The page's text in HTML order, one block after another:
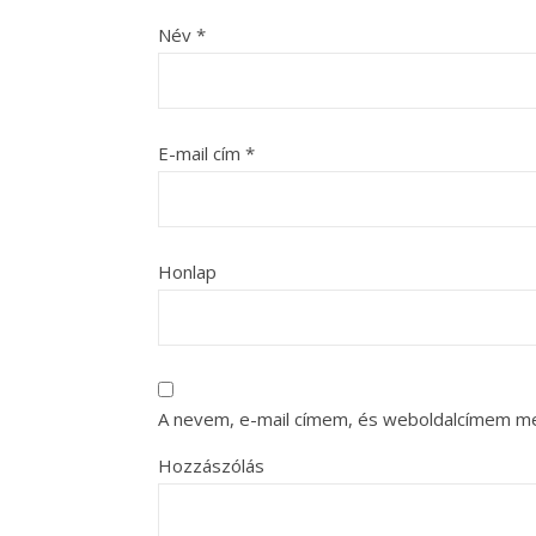
Név *
E-mail cím *
Honlap
A nevem, e-mail címem, és weboldalcímem
Hozzászólás